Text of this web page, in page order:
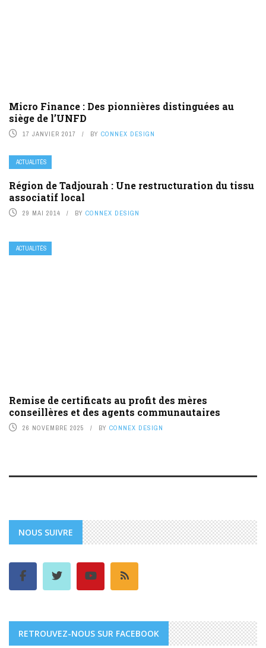
Micro Finance : Des pionnières distinguées au
siège de l’UNFD
17 JANVIER 2017 BY CONNEX DESIGN
ACTUALITÉS
Région de Tadjourah : Une restructuration du tissu
associatif local
29 MAI 2014 BY CONNEX DESIGN
ACTUALITÉS
Remise de certificats au profit des mères
conseillères et des agents communautaires
26 NOVEMBRE 2025 BY CONNEX DESIGN
NOUS SUIVRE
RETROUVEZ-NOUS SUR FACEBOOK